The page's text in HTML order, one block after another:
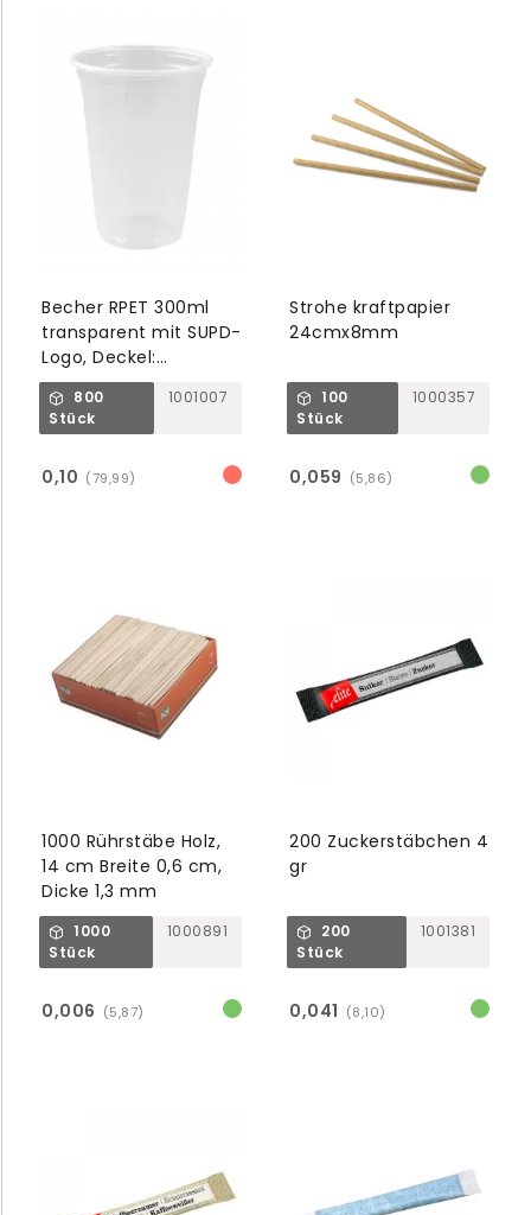
Becher RPET 300ml
transparent mit SUPD-
Logo, Deckel:
1000511/512/513
800
Stück
1001007
0,10 (79,99)
Strohe kraftpapier
24cmx8mm
100
Stück
1000357
0,059 (5,86)
1000 Rührstäbe Holz,
14 cm Breite 0,6 cm,
Dicke 1,3 mm
1000
Stück
1000891
0,006 (5,87)
200 Zuckerstäbchen 4
gr
200
Stück
1001381
0,041 (8,10)